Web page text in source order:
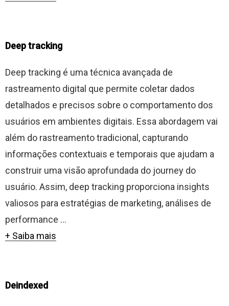
Deep tracking
Deep tracking é uma técnica avançada de
rastreamento digital que permite coletar dados
detalhados e precisos sobre o comportamento dos
usuários em ambientes digitais. Essa abordagem vai
além do rastreamento tradicional, capturando
informações contextuais e temporais que ajudam a
construir uma visão aprofundada do journey do
usuário. Assim, deep tracking proporciona insights
valiosos para estratégias de marketing, análises de
performance ...
+ Saiba mais
Deindexed